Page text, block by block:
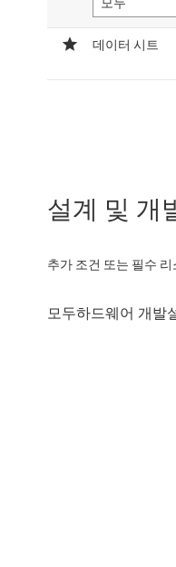
설계 및 개
추가 조건 또는 필수